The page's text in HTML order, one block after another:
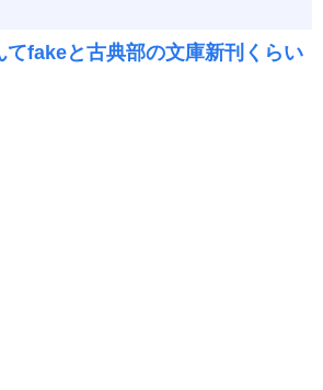
てfakeと古典部の文庫新刊くらい